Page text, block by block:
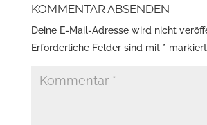
KOMMENTAR ABSENDEN
Deine E-Mail-Adresse wird nicht
Erforderliche Felder sind mit *